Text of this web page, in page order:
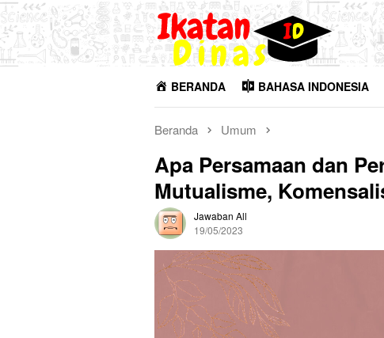
Loncat
ke
konten
BERANDA BAHASA INDONESIA
Beranda Umum
Apa Persamaan dan
Mutualisme,
Jawaban All
19/05/2023